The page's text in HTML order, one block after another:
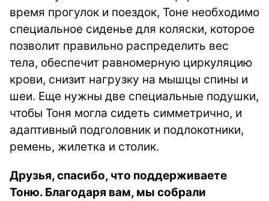
время прогулок и поездок, Тоне необходимо
специальное сиденье для коляски, которое
позволит правильно распределить вес
тела, обеспечит равномерную циркуляцию
крови, снизит нагрузку на мышцы спины и
шеи. Еще нужны две специальные подушки,
чтобы Тоня могла сидеть симметрично, и
адаптивный подголовник и подлокотники,
ремень, жилетка и столик.
Друзья, спасибо, что поддерживаете
Тоню. Благодаря вам, мы собрали